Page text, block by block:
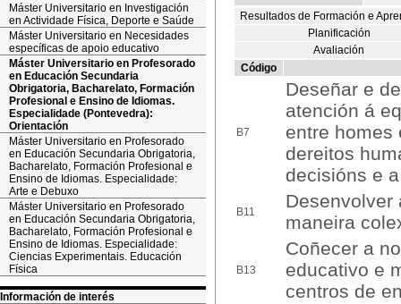
Máster Universitario en Investigación
en Actividade Física, Deporte e Saúde
Máster Universitario en Necesidades
específicas de apoio educativo
Máster Universitario en Profesorado
en Educación Secundaria
Obrigatoria, Bacharelato, Formación
Profesional e Ensino de Idiomas.
Especialidade (Pontevedra):
Orientación
Máster Universitario en Profesorado
en Educación Secundaria Obrigatoria,
Bacharelato, Formación Profesional e
Ensino de Idiomas. Especialidade:
Arte e Debuxo
Máster Universitario en Profesorado
en Educación Secundaria Obrigatoria,
Bacharelato, Formación Profesional e
Ensino de Idiomas. Especialidade:
Ciencias Experimentais. Educación
Física
Información de interés
Resultados de Formación e
Planificación
Avaliación
Código
B7
Deseñar e
atención á
entre homes
dereitos
decisións e
B11
Desenvolver
maneira
B13
Coñecer a
educativo e
centros de